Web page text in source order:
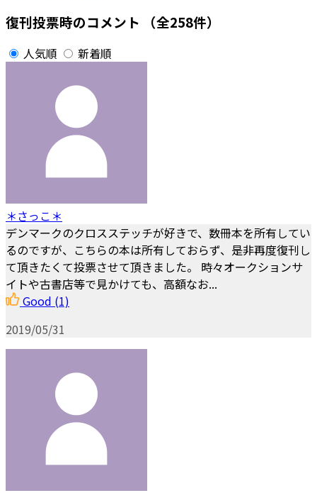
復刊投票時のコメント （全258件）
人気順 新着順
＊さっこ＊
デンマークのクロスステッチが好きで、数冊本を所有してい
るのですが、こちらの本は所有しておらず、是非再度復刊し
て頂きたくて投票させて頂きました。 時々オークションサ
イトや古書店等で見かけても、高額なお...
Good (1)
2019/05/31